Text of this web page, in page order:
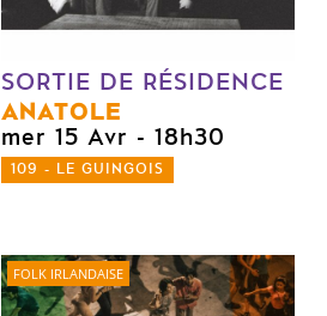
SORTIE DE RÉSIDENCE
ANATOLE
mer 15 Avr - 18h30
109 - LE GUINGOIS
FOLK IRLANDAISE